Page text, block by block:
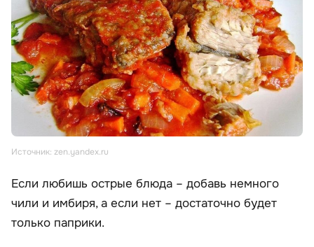
Источник: zen.yandex.ru
Если любишь острые блюда – добавь немного
чили и имбиря, а если нет – достаточно будет
только паприки.